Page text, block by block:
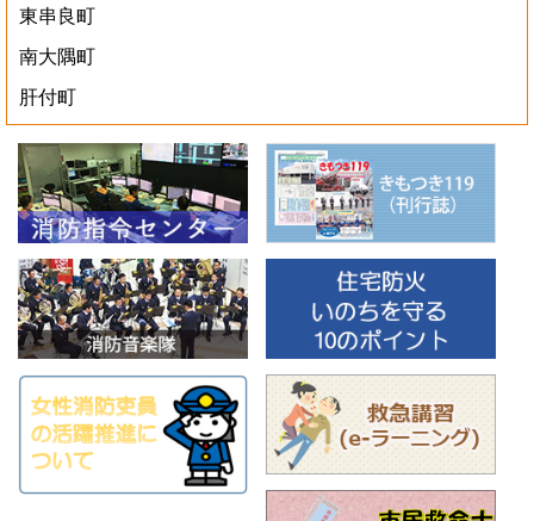
東串良町
南大隅町
肝付町